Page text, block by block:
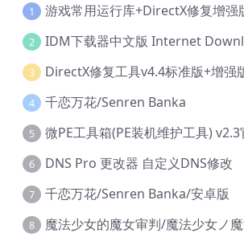
1 游戏常用运行库+DirectX修复增强
2
3 DirectX修复工具v4.4标准版+增强
4 千恋万花/Senren Banka
5 微PE工具箱(PE装机维护工具)
6 DNS Pro 更改器 自定义DNS修改
7 千恋万花/Senren Banka/安卓版
8 魔法少女的魔女审判/魔法少女ノ